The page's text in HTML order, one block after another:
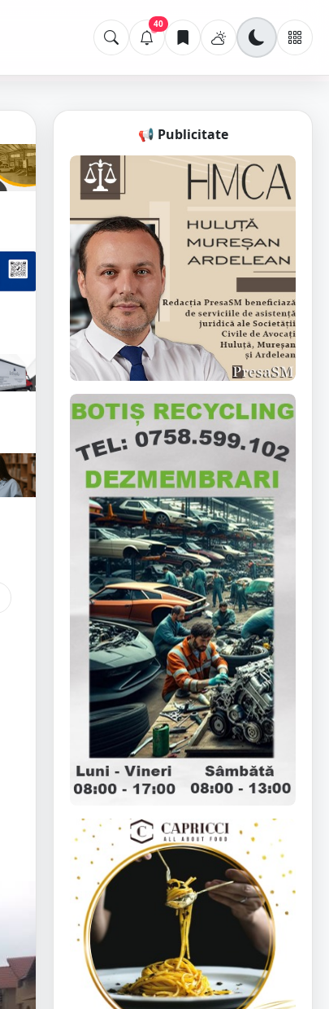
40
📢 Publicitate